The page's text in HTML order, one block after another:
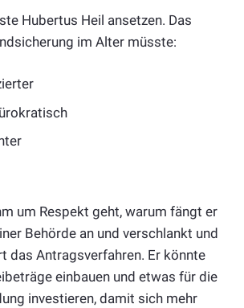
Hubertus Heil ansetzen. Das
im Alter müsste:
um Respekt geht, warum fängt er
Behörde an und verschlankt und
das Antragsverfahren. Er könnte
einbauen und etwas für die
investieren, damit sich mehr